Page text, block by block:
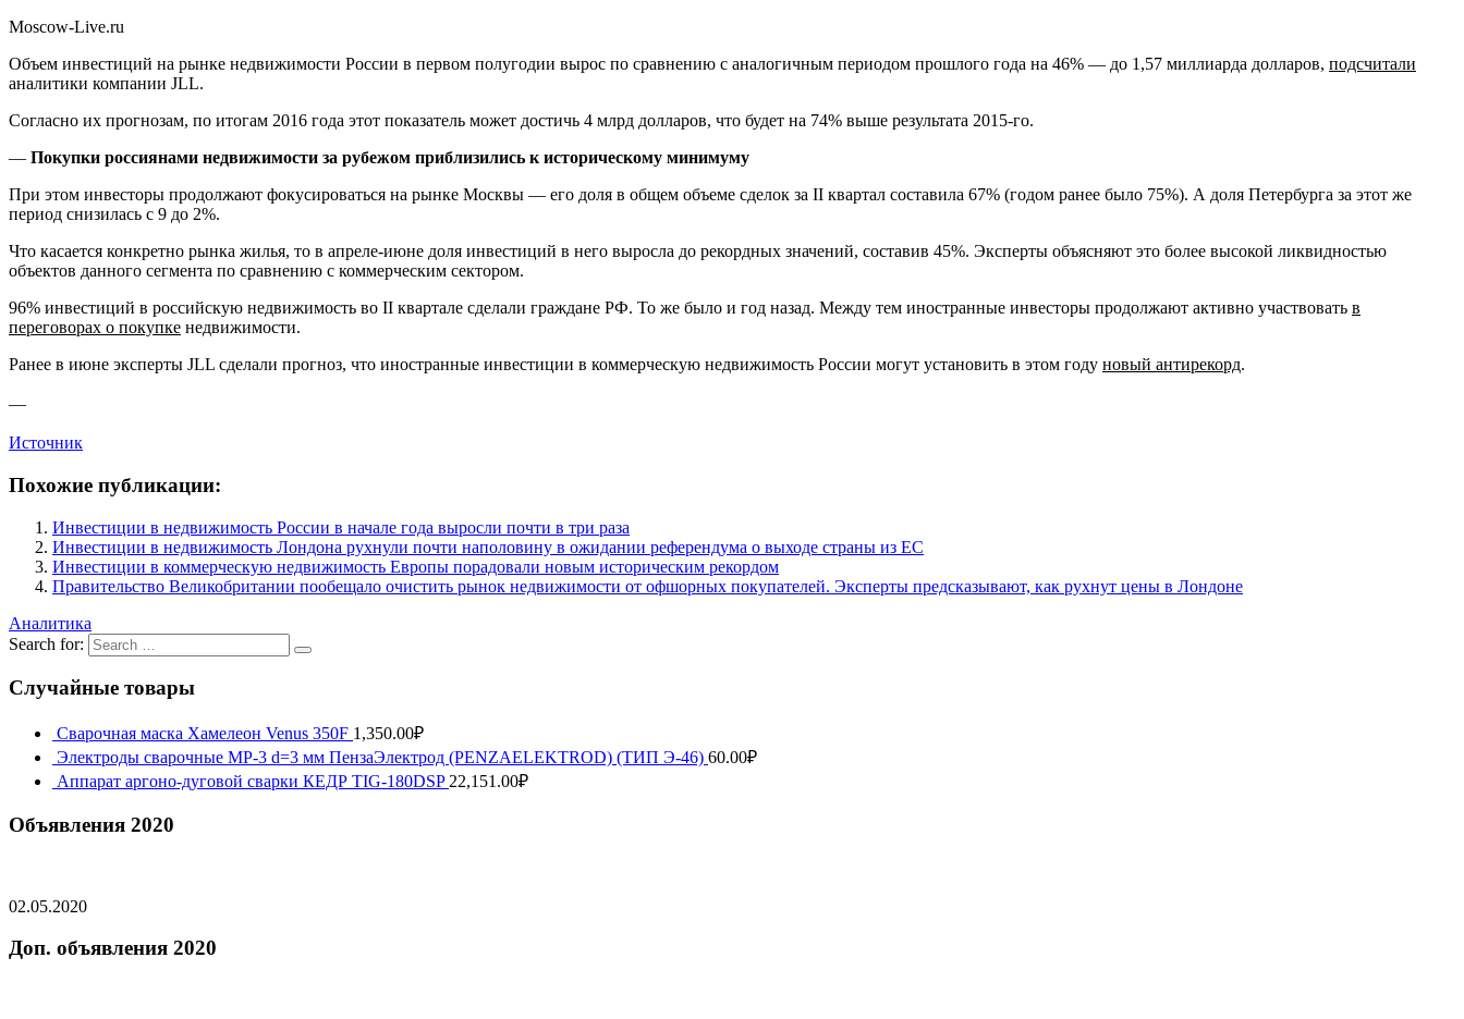
Moscow-Live.ru
Объем инвестиций на рынке недвижимости России в первом полугодии вырос по сравнению с аналогичным периодом прошлого года на 46% — до 1,57 миллиарда долларов, подсчитали
аналитики компании JLL.
Согласно их прогнозам, по итогам 2016 года этот показатель может достичь 4 млрд долларов, что будет на 74% выше результата 2015-го.
— Покупки россиянами недвижимости за рубежом приблизились к историческому минимуму
При этом инвесторы продолжают фокусироваться на рынке Москвы — его доля в общем объеме сделок за II квартал составила 67% (годом ранее было 75%). А доля Петербурга за этот же
период снизилась с 9 до 2%.
Что касается конкретно рынка жилья, то в апреле-июне доля инвестиций в него выросла до рекордных значений, составив 45%. Эксперты объясняют это более высокой ликвидностью
объектов данного сегмента по сравнению с коммерческим сектором.
96% инвестиций в российскую недвижимость во II квартале сделали граждане РФ. То же было и год назад. Между тем иностранные инвесторы продолжают активно участвовать в
переговорах о покупке недвижимости.
Ранее в июне эксперты JLL сделали прогноз, что иностранные инвестиции в коммерческую недвижимость России могут установить в этом году новый антирекорд.
—
Источник
Похожие публикации:
Инвестиции в недвижимость России в начале года выросли почти в три раза
Инвестиции в недвижимость Лондона рухнули почти наполовину в ожидании референдума о выходе страны из ЕС
Инвестиции в коммерческую недвижимость Европы порадовали новым историческим рекордом
Правительство Великобритании пообещало очистить рынок недвижимости от офшорных покупателей. Эксперты предсказывают, как рухнут цены в Лондоне
Аналитика
Search for:
Случайные товары
Сварочная маска Хамелеон Venus 350F 1,350.00₽
Электроды сварочные МР-3 d=3 мм ПензаЭлектрод (PENZAELEKTROD) (ТИП Э-46) 60.00₽
Аппарат аргоно-дуговой сварки КЕДР TIG-180DSP 22,151.00₽
Объявления 2020
02.05.2020
Доп. объявления 2020